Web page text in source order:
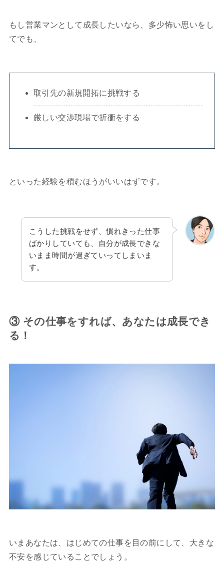
もし営業マンとして成長したいなら、多少怖い思いをし
てでも、
取引先の新規開拓に挑戦する
厳しい交渉現場で折衝をする
といった経験を積むほうがいいはずです。
こうした挑戦をせず、慣れきった仕事
ばかりしていても、自分が成長できな
いまま時間が過ぎていってしまいま
す。
③ その仕事をすれば、あなたは成長でき
る！
いまあなたは、はじめての仕事を目の前にして、大きな
不安を感じていることでしょう。